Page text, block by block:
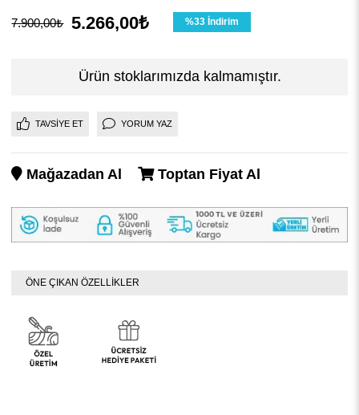
7.900,00₺ 5.266,00₺ %33 İndirim
Ürün stoklarımızda kalmamıştır.
TAVSIYE ET YORUM YAZ
Mağazadan Al Toptan Fiyat Al
ÖNE ÇIKAN ÖZELLİKLER